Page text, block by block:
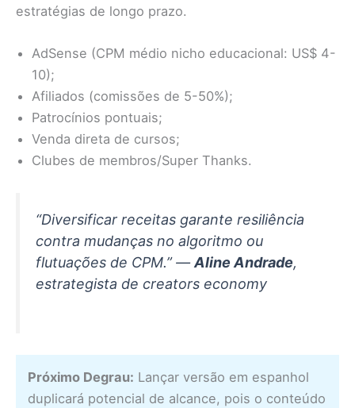
estratégias de longo prazo.
AdSense (CPM médio nicho educacional: US$ 4-
10);
Afiliados (comissões de 5-50%);
Patrocínios pontuais;
Venda direta de cursos;
Clubes de membros/Super Thanks.
“Diversificar receitas garante resiliência
contra mudanças no algoritmo ou
flutuações de CPM.” —Aline Andrade,
estrategista de creators economy
Próximo Degrau: Lançar versão em espanhol
duplicará potencial de alcance, pois o conteúdo